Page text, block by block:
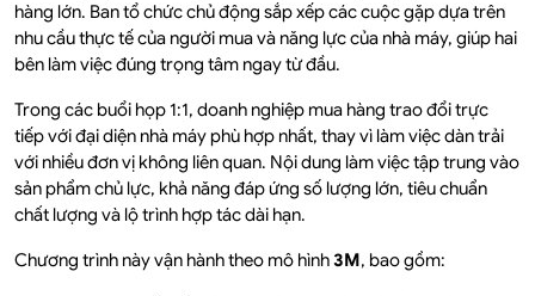
hàng lớn. Ban tổ chức chủ động sắp xếp các cuộc gặp dựa trên
nhu cầu thực tế của người mua và năng lực của nhà máy, giúp hai
bên làm việc đúng trọng tâm ngay từ đầu.
Trong các buổi họp 1:1, doanh nghiệp mua hàng trao đổi trực
tiếp với đại diện nhà máy phù hợp nhất, thay vì làm việc dàn trải
với nhiều đơn vị không liên quan. Nội dung làm việc tập trung vào
sản phẩm chủ lực, khả năng đáp ứng số lượng lớn, tiêu chuẩn
chất lượng và lộ trình hợp tác dài hạn.
Chương trình này vận hành theo mô hình3M, bao gồm: